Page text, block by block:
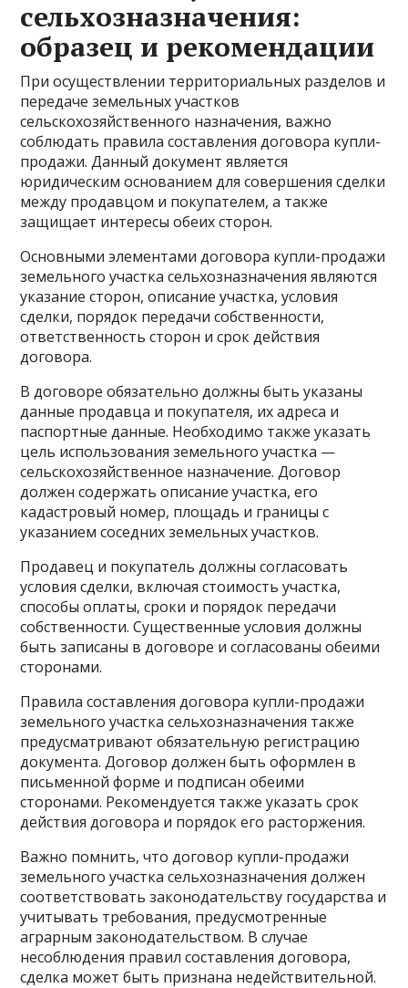
сельхозназначения:
образец и рекомендации
При осуществлении территориальных разделов и
передаче земельных участков
сельскохозяйственного назначения, важно
соблюдать правила составления договора купли-
продажи. Данный документ является
юридическим основанием для совершения сделки
между продавцом и покупателем, а также
защищает интересы обеих сторон.
Основными элементами договора купли-продажи
земельного участка сельхозназначения являются
указание сторон, описание участка, условия
сделки, порядок передачи собственности,
ответственность сторон и срок действия
договора.
В договоре обязательно должны быть указаны
данные продавца и покупателя, их адреса и
паспортные данные. Необходимо также указать
цель использования земельного участка —
сельскохозяйственное назначение. Договор
должен содержать описание участка, его
кадастровый номер, площадь и границы с
указанием соседних земельных участков.
Продавец и покупатель должны согласовать
условия сделки, включая стоимость участка,
способы оплаты, сроки и порядок передачи
собственности. Существенные условия должны
быть записаны в договоре и согласованы обеими
сторонами.
Правила составления договора купли-продажи
земельного участка сельхозназначения также
предусматривают обязательную регистрацию
документа. Договор должен быть оформлен в
письменной форме и подписан обеими
сторонами. Рекомендуется также указать срок
действия договора и порядок его расторжения.
Важно помнить, что договор купли-продажи
земельного участка сельхозназначения должен
соответствовать законодательству государства и
учитывать требования, предусмотренные
аграрным законодательством. В случае
несоблюдения правил составления договора,
сделка может быть признана недействительной.